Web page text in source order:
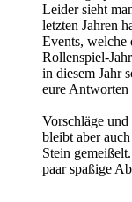
Leider sieht
letzten Jahren
Events, welche
Rollenspiel-
in diesem Jahr
eure Antworten
Vorschläge
bleibt aber
Stein
paar spaßige